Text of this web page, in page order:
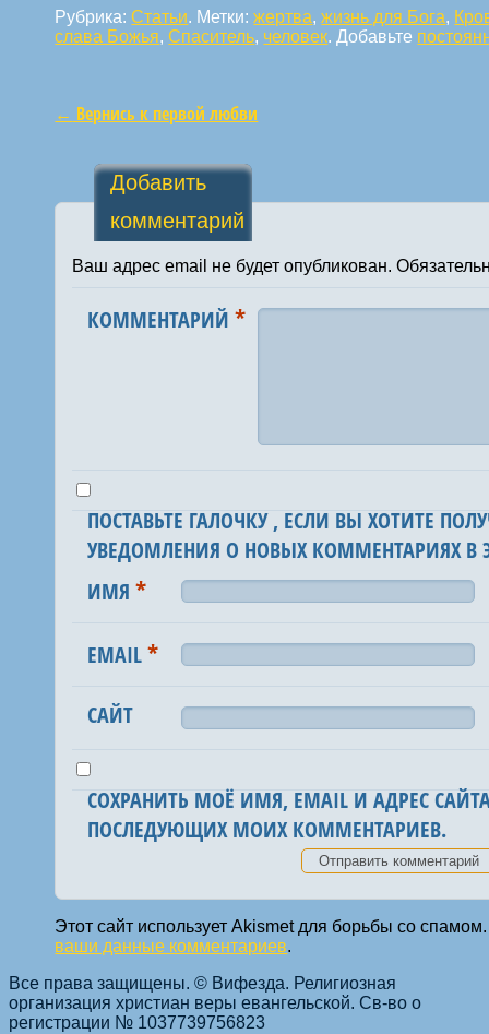
Рубрика:Статьи. Метки:жертва,жизнь для Бога,
слава Божья,Спаситель, человек. Добавьте
Навигация по статьям
← Вернись к первой любви
Добавить
комментарий
Ваш адрес email не будет опубликован.
КОММЕНТАРИЙ*
ПОСТАВЬТЕ ГАЛОЧКУ , ЕСЛИ ВЫ ХОТИТЕ
УВЕДОМЛЕНИЯ О НОВЫХ КОММЕНТАРИЯХ В
ИМЯ*
EMAIL*
САЙТ
СОХРАНИТЬ МОЁ ИМЯ, EMAIL И АДРЕС
ПОСЛЕДУЮЩИХ МОИХ КОММЕНТАРИЕВ.
Этот сайт использует Akismet для борьбы со
ваши данные комментариев.
Все права защищены. © Вифезда. Религиозная
организация христиан веры евангельской. Св-во о
регистрации № 1037739756823